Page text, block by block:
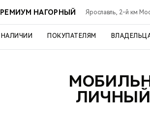
НАГОРНЫЙ Ярославль, 2-й км
ПОКУПАТЕЛЯМ
ЛИЧНЫЙ